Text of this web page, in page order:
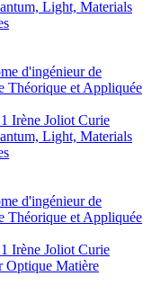
Light, Materials
d'ingénieur de
Théorique et Appliquée
Irène Joliot Curie
Light, Materials
d'ingénieur de
Théorique et Appliquée
Irène Joliot Curie
Matière